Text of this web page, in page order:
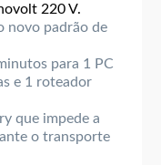
220 V.
novo padrão de
para 1 PC
e 1 roteador
que impede a
o transporte